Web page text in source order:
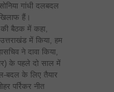
गांधी दलबदल
हैं।
की बैठक में कहा,
में किया, हम
ने दावा किया,
के पहले दो साल में
बदल के लिए तैयार
पर्रिकर नीत